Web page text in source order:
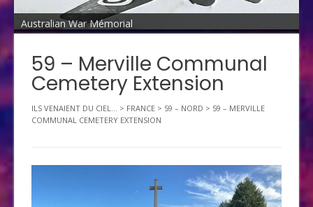
Australian War Mémorial
59 – Merville Communal
Cemetery Extension
ILS VENAIENT DU CIEL... > FRANCE > 59 – NORD > 59 – MERVILLE
COMMUNAL CEMETERY EXTENSION